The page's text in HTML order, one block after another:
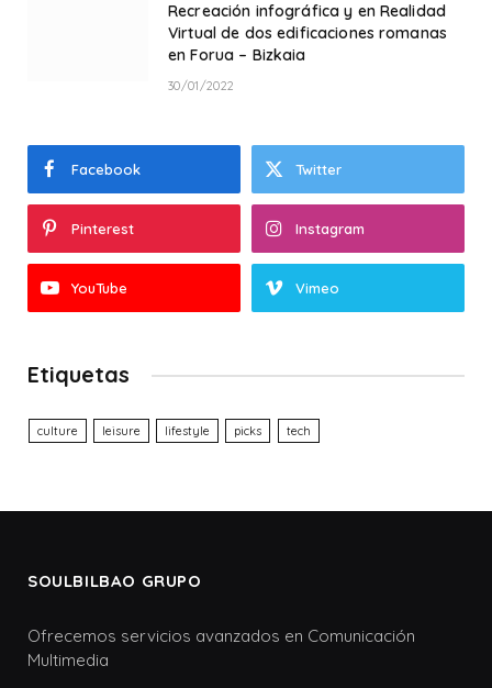
Recreación infográfica y en Realidad
Virtual de dos edificaciones romanas
en Forua – Bizkaia
30/01/2022
Facebook Twitter
Pinterest Instagram
YouTube Vimeo
Etiquetas
culture leisure lifestyle picks tech
SOULBILBAO GRUPO
Ofrecemos servicios avanzados en Comunicación
Multimedia